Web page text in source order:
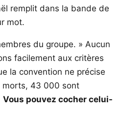
remplit dans la bande de
mot.
du groupe. » Aucun
facilement aux critères
la convention ne précise
morts, 43 000 sont
Vous pouvez cocher celui-